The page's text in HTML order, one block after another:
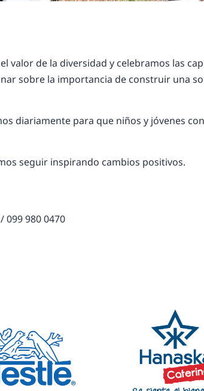
valor de la diversidad y celebramos las
sobre la importancia de construir una
diariamente para que niños y jóvenes
seguir inspirando cambios positivos.
099 980 0470